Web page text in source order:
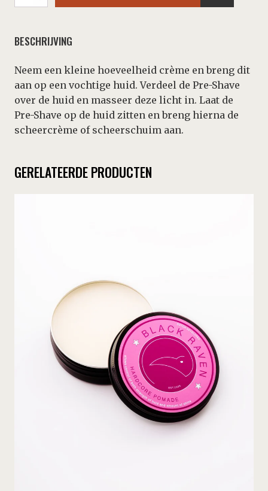
Pre-
Red
&
Butter
100
ml
aantal
BESCHRIJVING
Neem een kleine hoeveelheid crème en breng dit
aan op een vochtige huid. Verdeel de Pre-Shave
over de huid en masseer deze licht in. Laat de
Pre-Shave op de huid zitten en breng hierna de
scheercrème of scheerschuim aan.
GERELATEERDE PRODUCTEN